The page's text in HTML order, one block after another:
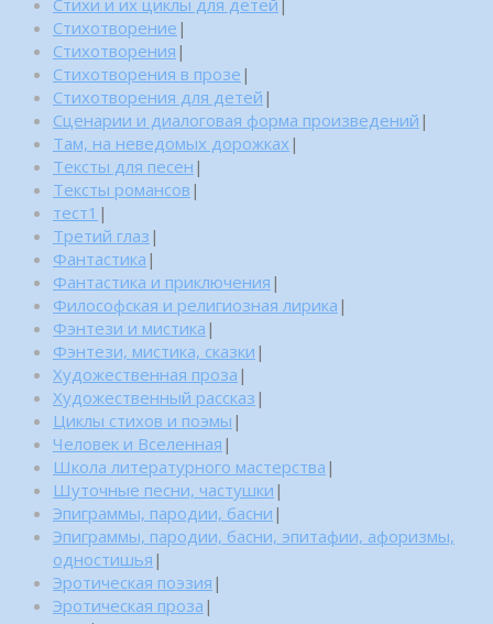
Стихи и их циклы для детей |
Стихотворение |
Стихотворения |
Стихотворения в прозе |
Стихотворения для детей |
Сценарии и диалоговая форма произведений |
Там, на неведомых дорожках |
Тексты для песен |
Тексты романсов |
тест1 |
Третий глаз |
Фантастика |
Фантастика и приключения |
Философская и религиозная лирика |
Фэнтези и мистика |
Фэнтези, мистика, сказки |
Художественная проза |
Художественный рассказ |
Циклы стихов и поэмы |
Человек и Вселенная |
Школа литературного мастерства |
Шуточные песни, частушки |
Эпиграммы, пародии, басни |
Эпиграммы, пародии, басни, эпитафии, афоризмы,
одностишья |
Эротическая поэзия |
Эротическая проза |